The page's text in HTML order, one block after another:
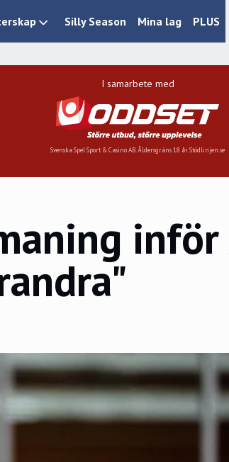
Silly Season Mina lag PLUS
I samarbete med
Svenska Spel Sport & Casino AB. Åldersgräns 18 år. Stödlinjen.se
inför